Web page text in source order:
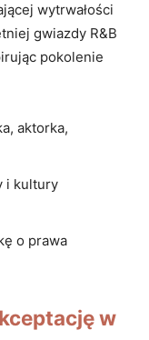
wytrwałości
gwiazdy ‌R&B⁢
pokolenie
aktorka,
i kultury
o⁢ prawa
w​